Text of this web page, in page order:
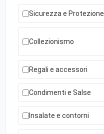
Sicurezza e Protezione
Collezionismo
Regali e accessori
Condimenti e Salse
Insalate e contorni